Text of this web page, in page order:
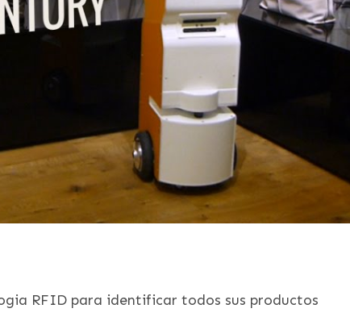
RFID para identificar todos sus productos